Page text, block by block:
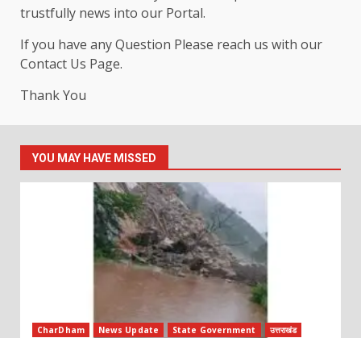
trustfully news into our Portal.
If you have any Question Please reach us with our
Contact Us Page.
Thank You
YOU MAY HAVE MISSED
CharDham News Update State Government
उत्तराखंड